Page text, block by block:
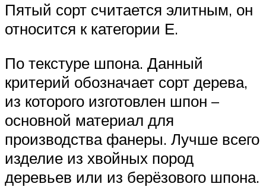
Пятый сорт считается элитным, он
относится к категории Е.
По текстуре шпона. Данный
критерий обозначает сорт дерева,
из которого изготовлен шпон –
основной материал для
производства фанеры. Лучше всего
изделие из хвойных пород
деревьев или из берёзового шпона.